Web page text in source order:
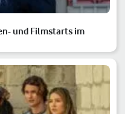
und Filmstarts im